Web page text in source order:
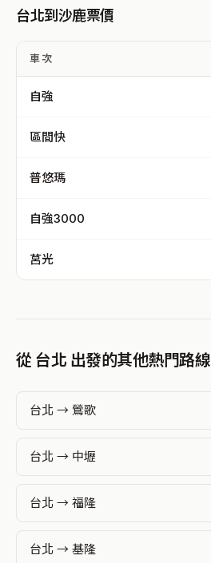
台北到沙鹿票價
車次
自強
區間快
普悠瑪
自強3000
莒光
從 台北 出發的其他熱門路線
台北 → 鶯歌
台北 → 中壢
台北 → 福隆
台北 → 基隆